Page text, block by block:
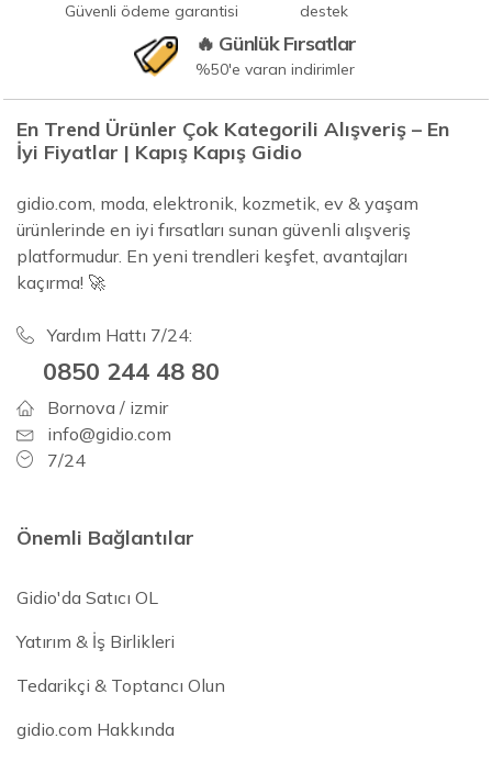
Güvenli ödeme garantisi
destek
🔥 Günlük Fırsatlar
%50'e varan indirimler
En Trend Ürünler Çok Kategorili Alışveriş – En
İyi Fiyatlar | Kapış Kapış Gidio
gidio.com, moda, elektronik, kozmetik, ev & yaşam
ürünlerinde en iyi fırsatları sunan güvenli alışveriş
platformudur. En yeni trendleri keşfet, avantajları
kaçırma! 🚀
Yardım Hattı 7/24:
0850 244 48 80
Bornova / izmir
info@gidio.com
7/24
Önemli Bağlantılar
Gidio'da Satıcı OL
Yatırım & İş Birlikleri
Tedarikçi & Toptancı Olun
gidio.com Hakkında